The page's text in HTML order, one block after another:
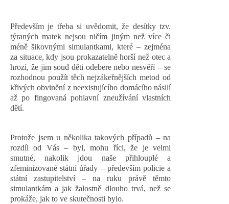
Především je třeba si uvědomit, že desítky tzv.
týraných matek nejsou ničím jiným než více či
méně šikovnými simulantkami, které – zejména
za situace, kdy jsou prokazatelně horší než otec a
hrozí, že jim soud děti odebere nebo nesvěří – se
rozhodnou použít těch nejzákeřnějších metod od
křivých obvinění z neexistujícího domácího násilí
až po fingovaná pohlavní zneužívání vlastních
dětí.
Protože jsem u několika takových případů – na
rozdíl od Vás – byl, mohu říci, že je velmi
smutné, nakolik jdou naše přihlouplé a
zfeminizované státní úřady – především policie a
státní zastupitelství – na ruku právě těmto
simulantkám a jak žalostně dlouho trvá, než se
prokáže, jak to ve skutečnosti bylo.